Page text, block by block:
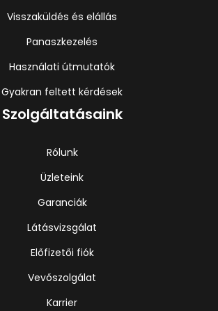
Visszaküldés és elállás
Panaszkezelés
Használati útmutatók
Gyakran feltett kérdések
Szolgáltatásaink
Rólunk
Üzleteink
Garanciák
Látásvizsgálat
Előfizetői fiók
Vevőszolgálat
Karrier